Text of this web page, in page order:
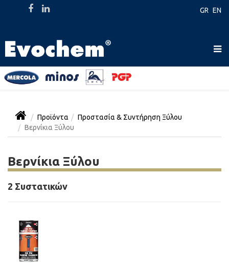
GR EN
Προϊόντα
Προστασία & Συντήρηση Ξύλου
Βερνίκια Ξύλου
Βερνίκια Ξύλου
2 Συστατικών